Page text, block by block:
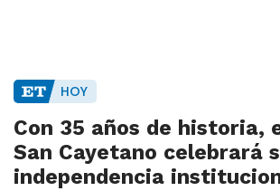
HOY
Con 35 años de historia,
San Cayetano celebrará
independencia